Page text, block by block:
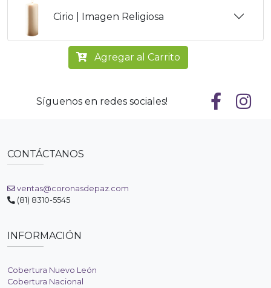
Cirio | Imagen Religiosa
Agregar al Carrito
Síguenos en redes sociales!
CONTÁCTANOS
ventas@coronasdepaz.com
(81) 8310-5545
INFORMACIÓN
Cobertura Nuevo León
Cobertura Nacional